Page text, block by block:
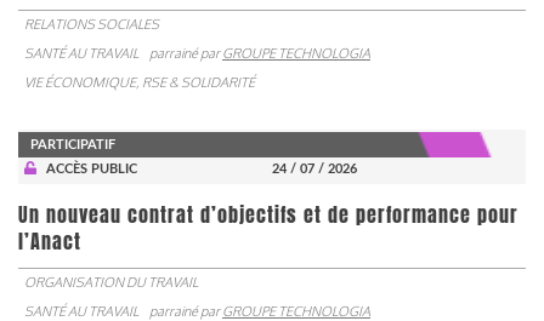
RELATIONS SOCIALES
SANTÉ AU TRAVAIL
parrainé parGROUPE TECHNOLOGIA
VIE ÉCONOMIQUE, RSE & SOLIDARITÉ
PARTICIPATIF
ACCÈS PUBLIC
24 / 07 / 2026
Un nouveau contrat d’objectifs et de performance pour
l’Anact
ORGANISATION DU TRAVAIL
SANTÉ AU TRAVAIL
parrainé parGROUPE TECHNOLOGIA